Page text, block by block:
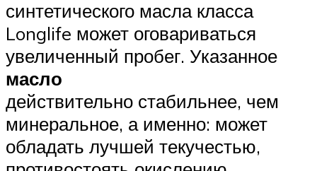
синтетического масла класса
Longlife может оговариваться
увеличенный пробег. Указанное
масло
действительно стабильнее, чем
минеральное, а именно: может
обладать лучшей текучестью,